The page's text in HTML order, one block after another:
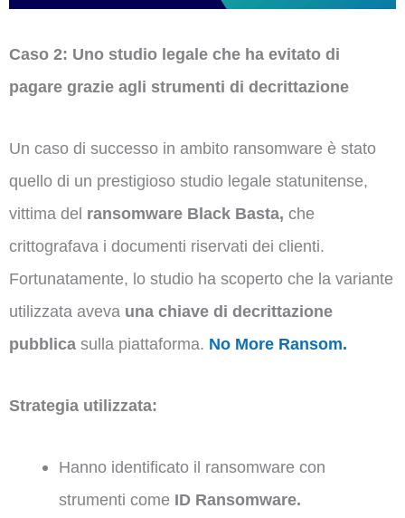
Caso 2: Uno studio legale che ha evitato di
pagare grazie agli strumenti di decrittazione
Un caso di successo in ambito ransomware è stato
quello di un prestigioso studio legale statunitense,
vittima del ransomware Black Basta, che
crittografava i documenti riservati dei clienti.
Fortunatamente, lo studio ha scoperto che la variante
utilizzata aveva una chiave di decrittazione
pubblica sulla piattaforma. No More Ransom.
Strategia utilizzata:
Hanno identificato il ransomware con
strumenti come ID Ransomware.